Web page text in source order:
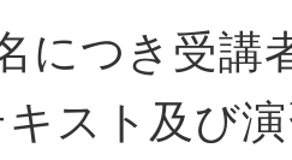
につき受講
スト及び